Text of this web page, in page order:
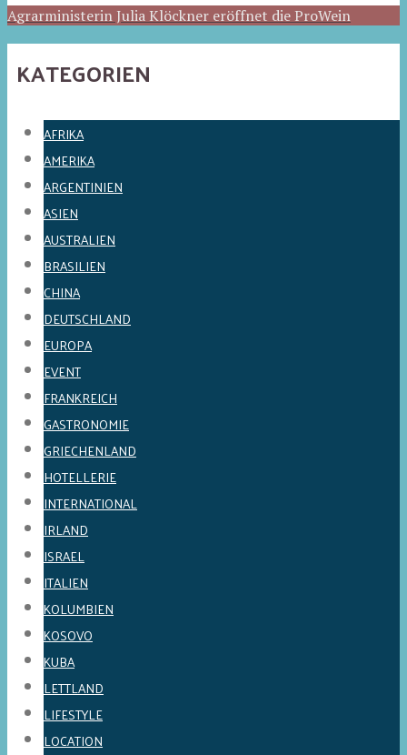
Agrarministerin Julia Klöckner eröffnet die ProWein
KATEGORIEN
AFRIKA
AMERIKA
ARGENTINIEN
ASIEN
AUSTRALIEN
BRASILIEN
CHINA
DEUTSCHLAND
EUROPA
EVENT
FRANKREICH
GASTRONOMIE
GRIECHENLAND
HOTELLERIE
INTERNATIONAL
IRLAND
ISRAEL
ITALIEN
KOLUMBIEN
KOSOVO
KUBA
LETTLAND
LIFESTYLE
LOCATION